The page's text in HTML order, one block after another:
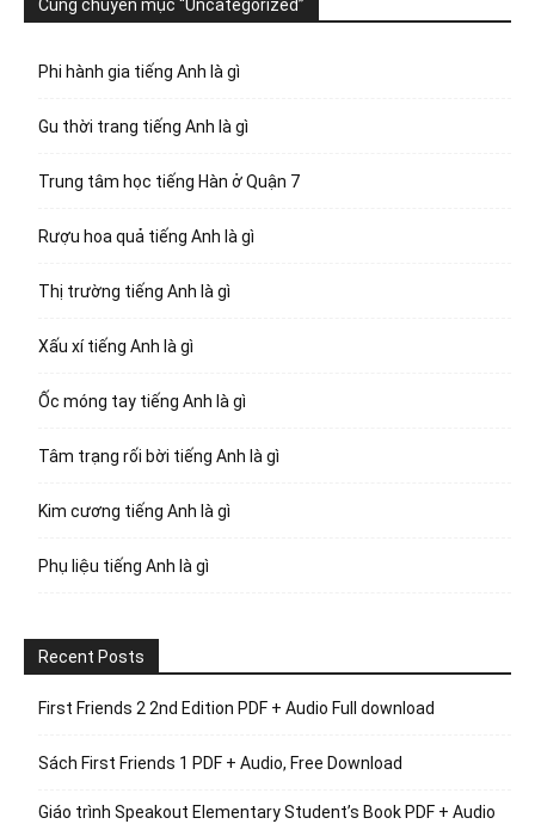
Cùng chuyên mục “Uncategorized”
Phi hành gia tiếng Anh là gì
Gu thời trang tiếng Anh là gì
Trung tâm học tiếng Hàn ở Quận 7
Rượu hoa quả tiếng Anh là gì
Thị trường tiếng Anh là gì
Xấu xí tiếng Anh là gì
Ốc móng tay tiếng Anh là gì
Tâm trạng rối bời tiếng Anh là gì
Kim cương tiếng Anh là gì
Phụ liệu tiếng Anh là gì
Recent Posts
First Friends 2 2nd Edition PDF + Audio Full download
Sách First Friends 1 PDF + Audio, Free Download
Giáo trình Speakout Elementary Student’s Book PDF + Audio